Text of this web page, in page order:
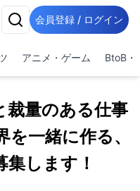
会員登録 / ログイン
アニメ・ゲーム BtoB・
裁量のある仕事
一緒に作る、
します！